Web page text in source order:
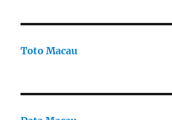
Toto Macau